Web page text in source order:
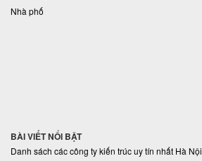
Nhà phố
BÀI VIẾT NỔI BẬT
Danh sách các công ty kiến trúc uy tín nhất Hà Nội